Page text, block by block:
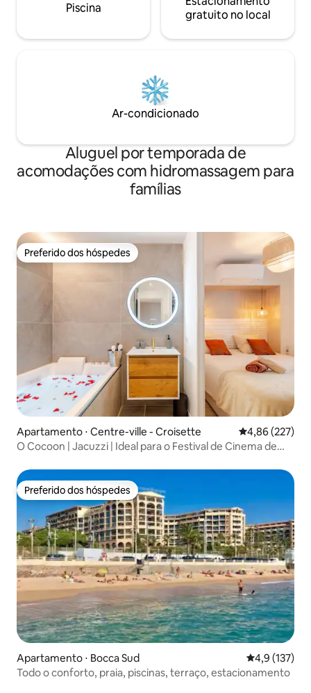
Piscina
gratuito no local
Ar-condicionado
Aluguel por temporada de
acomodações com hidromassagem para
famílias
Preferido dos hóspedes
Preferido dos hóspedes
Apartamento ⋅ Centre-ville - Croisette 4,86 de uma
4,86 (227)
O Cocoon | Jacuzzi | Ideal para o Festival de Cinema de
Preferido dos hóspedes
Preferido dos hóspedes
Apartamento ⋅ Bocca Sud 4,9 de uma
4,9 (137)
Todo o conforto, praia, piscinas, terraço, estacionamento